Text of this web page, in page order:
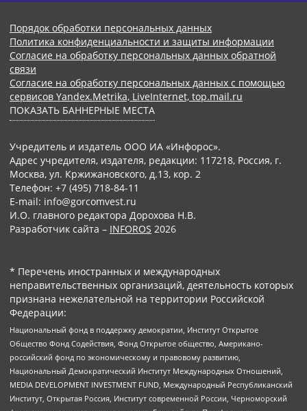
Порядок обработки персональных данных
Политика конфиденциальности и защиты информации
Согласие на обработку персональных данных обратной
связи
Согласие на обработку персональных данных с помощью
сервисов Yandex.Metrika, LiveInternet, top.mail.ru
ПОКАЗАТЬ БАННЕРНЫЕ МЕСТА
Учредитель и издатель ООО ИА «Инфорос».
Адрес учредителя, издателя, редакции: 117218, Россия, г.
Москва, ул. Кржижановского, д.13, кор. 2
Телефон: +7 (495) 718-84-11
E-mail: info@gorcomvest.ru
И.О. главного редактора Дорохова Н.В.
Разработчик сайта – INFOROS 2026
* Перечень иностранных и международных
неправительственных организаций, деятельность которых
признана нежелательной на территории Российской
Федерации:
Национальный фонд в поддержку демократии, Институт Открытое
Общество Фонд Содействия, Фонд Открытое общество, Американо-
российский фонд по экономическому и правовому развитию,
Национальный Демократический Институт Международных Отношений,
MEDIA DEVELOPMENT INVESTMENT FUND, Международный Республиканский
Институт, Открытая Россия, Институт современной России, Черноморский